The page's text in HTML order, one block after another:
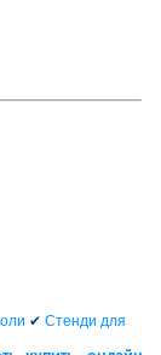
✔ Стенди для